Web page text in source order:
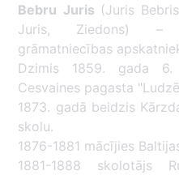
Bebru Juris (Juris
Juris, Ziedons) –
grāmatniecības
Dzimis 1859. gada
Cesvaines pagasta
1873. gadā beidzis
skolu.
1876-1881 mācījies
1881-1888 skolotājs